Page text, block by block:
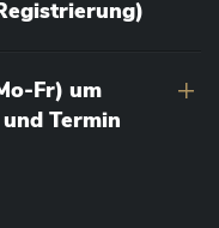
Fr) um
Termin